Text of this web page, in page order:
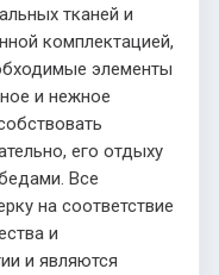
тканей и
комплектацией,
элементы
и нежное
его отдыху
Все
на соответствие
и
и являются